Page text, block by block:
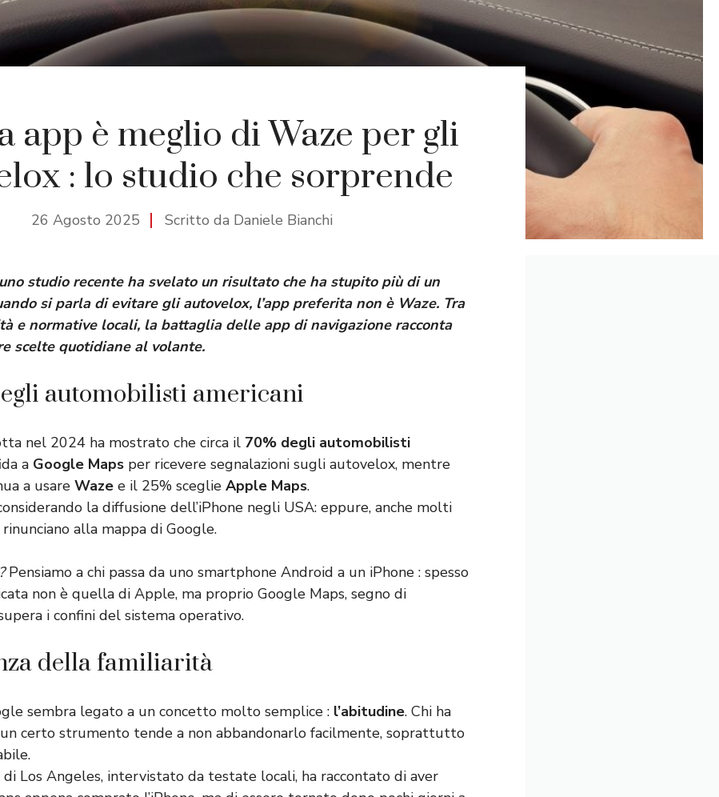
app è meglio di Waze per gli
: lo studio che sorprende
26 Agosto 2025 Scritto da Daniele Bianchi
studio recente ha svelato un risultato che ha stupito più di un
si parla di evitare gli autovelox, l’app preferita non è Waze. Tra
e normative locali, la battaglia delle app di navigazione racconta
scelte quotidiane al volante.
automobilisti americani
nel 2024 ha mostrato che circa il 70% degli automobilisti
a Google Maps per ricevere segnalazioni sugli autovelox, mentre
a usare Waze e il 25% sceglie Apple Maps.
la diffusione dell’iPhone negli USA: eppure, anche molti
alla mappa di Google.
Pensiamo a chi passa da uno smartphone Android a un iPhone : spesso
non è quella di Apple, ma proprio Google Maps, segno di
i confini del sistema operativo.
della familiarità
sembra legato a un concetto molto semplice : l’abitudine. Chi ha
certo strumento tende a non abbandonarlo facilmente, soprattutto
Los Angeles, intervistato da testate locali, ha raccontato di aver